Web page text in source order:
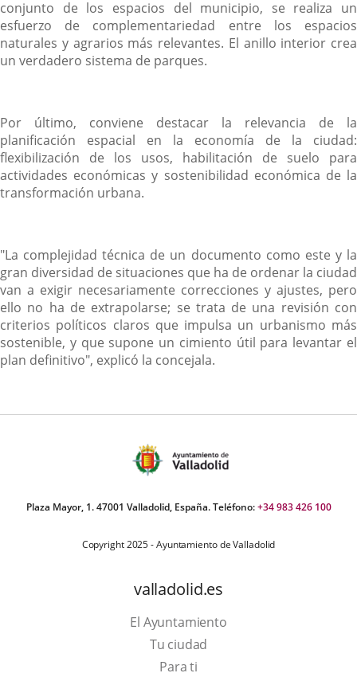
conjunto de los espacios del municipio, se realiza un
esfuerzo de complementariedad entre los espacios
naturales y agrarios más relevantes. El anillo interior crea
un verdadero sistema de parques.
Por último, conviene destacar la relevancia de la
planificación espacial en la economía de la ciudad:
flexibilización de los usos, habilitación de suelo para
actividades económicas y sostenibilidad económica de la
transformación urbana.
"La complejidad técnica de un documento como este y la
gran diversidad de situaciones que ha de ordenar la ciudad
van a exigir necesariamente correcciones y ajustes, pero
ello no ha de extrapolarse; se trata de una revisión con
criterios políticos claros que impulsa un urbanismo más
sostenible, y que supone un cimiento útil para levantar el
plan definitivo", explicó la concejala.
Plaza Mayor, 1. 47001 Valladolid, España. Teléfono:+34 983 426 100
Copyright 2025 - Ayuntamiento de Valladolid
valladolid.es
El Ayuntamiento
Tu ciudad
Para ti